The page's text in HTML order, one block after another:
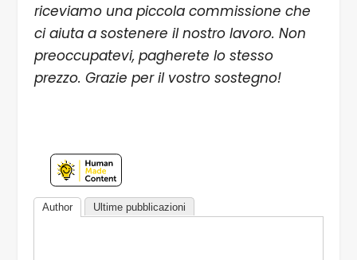
riceviamo una piccola commissione che
ci aiuta a sostenere il nostro lavoro. Non
preoccupatevi, pagherete lo stesso
prezzo. Grazie per il vostro sostegno!
Author Ultime pubblicazioni